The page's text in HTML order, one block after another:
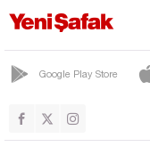
Google Play Store